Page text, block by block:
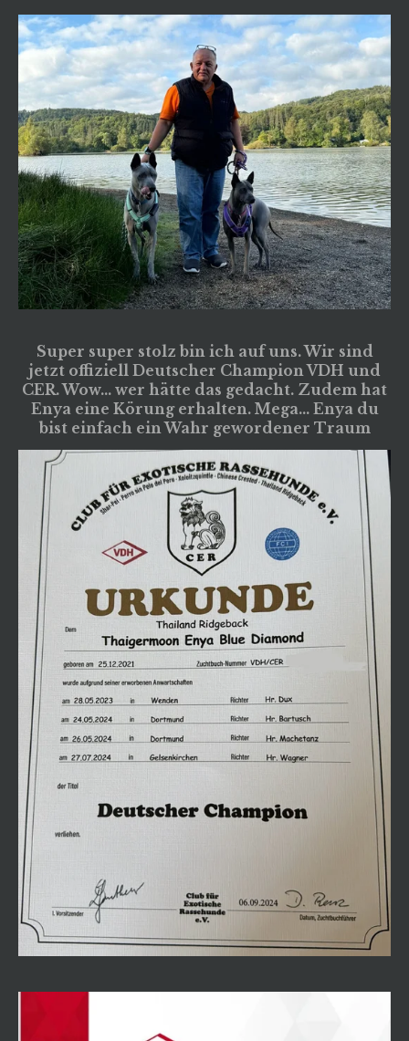
Super super stolz bin ich auf uns. Wir sind
jetzt offiziell Deutscher Champion VDH und
CER. Wow... wer hätte das gedacht. Zudem hat
Enya eine Körung erhalten. Mega... Enya du
bist einfach ein Wahr gewordener Traum